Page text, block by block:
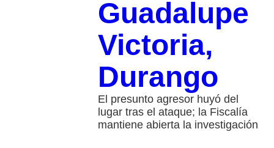
Guadalupe
Victoria,
Durango
El presunto agresor huyó del
lugar tras el ataque; la Fiscalía
mantiene abierta la investigación